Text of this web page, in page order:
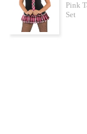
Pink
Set